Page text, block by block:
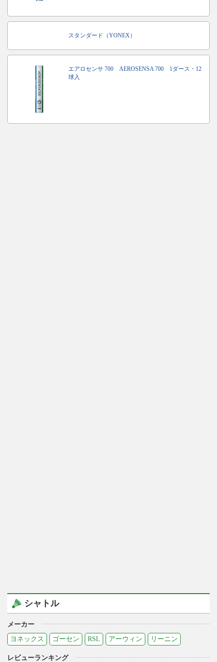
スタンダード（YONEX）
エアロセンサ 700 AEROSENSA 700 1ダース・12
球入
シャトル
メーカー
ヨネックス
ゴーセン RSL アーウィン リーニン
レビューランキング